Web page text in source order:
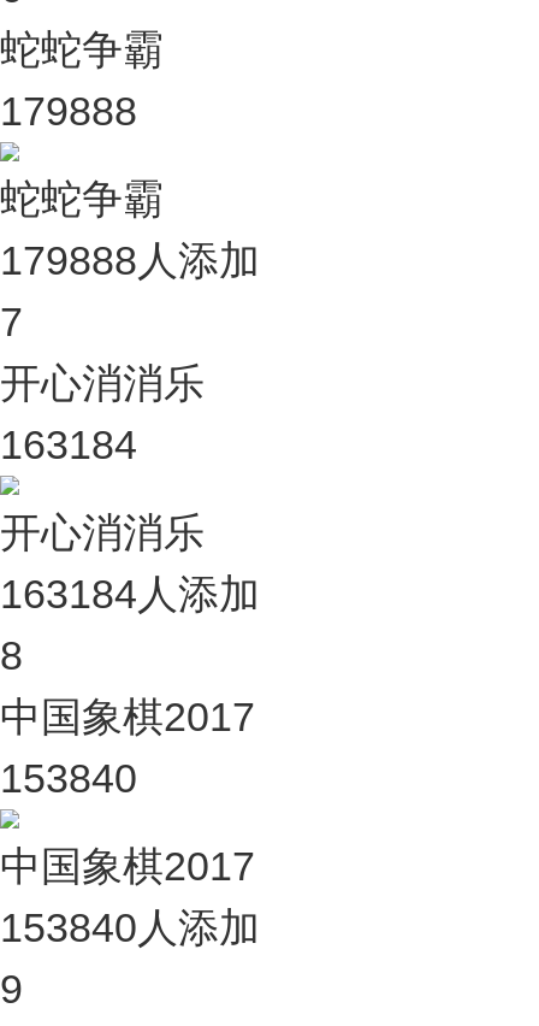
蛇蛇争霸
179888
蛇蛇争霸
179888人添加
7
开心消消乐
163184
开心消消乐
163184人添加
8
中国象棋2017
153840
中国象棋2017
153840人添加
9